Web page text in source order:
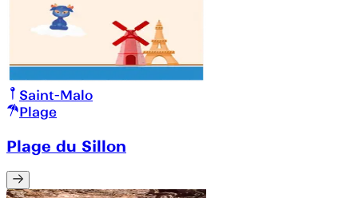
Saint-Malo
Plage
Plage du Sillon